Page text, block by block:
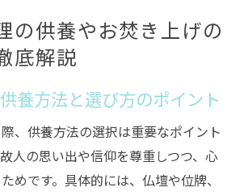
の供養やお焚き上げの
底解説
養方法と選び方のポイント
、供養方法の選択は重要なポイント
人の思い出や信仰を尊重しつつ、心
めです。具体的には、仏壇や位牌、